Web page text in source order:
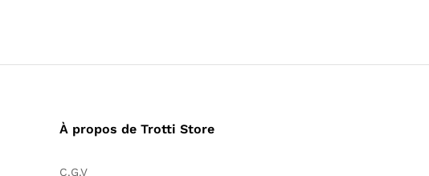
À propos de Trotti Store
C.G.V